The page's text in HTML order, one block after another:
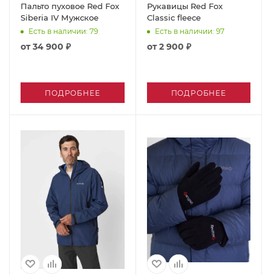
Пальто пуховое Red Fox
Siberia IV Мужское
Есть в наличии: 79
от34 900 ₽
ПОДРОБНЕЕ
Рукавицы Red Fox
Classic fleece
Есть в наличии: 97
от2 900 ₽
ПОДРОБНЕЕ